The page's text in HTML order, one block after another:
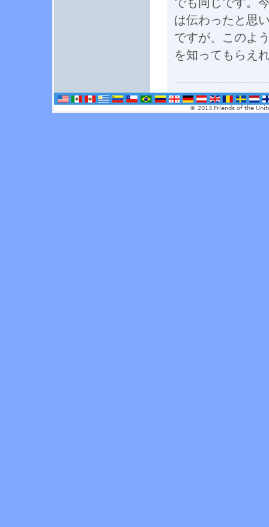
でも同じです。
は伝わったと思
ですが、このよ
を知ってもらえ
© 2013 Friends of the